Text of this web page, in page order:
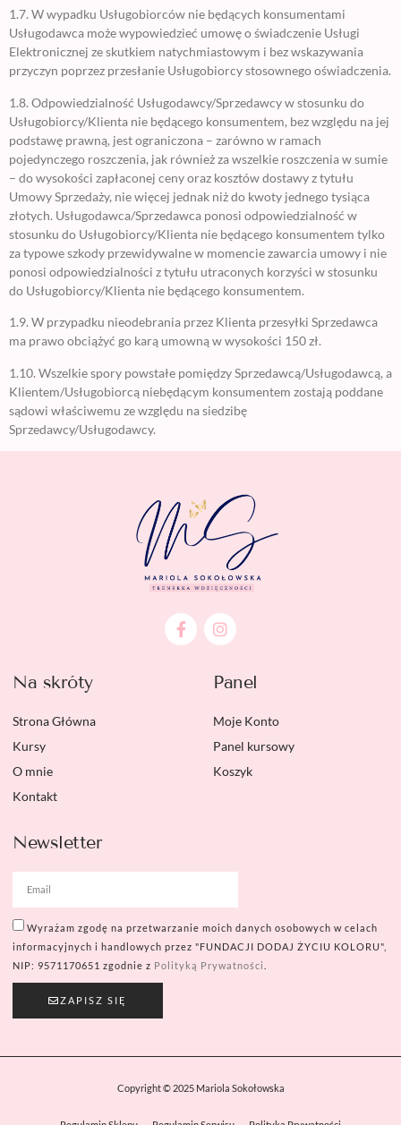
1.7. W wypadku Usługobiorców nie będących konsumentami
Usługodawca może wypowiedzieć umowę o świadczenie Usługi
Elektronicznej ze skutkiem natychmiastowym i bez wskazywania
przyczyn poprzez przesłanie Usługobiorcy stosownego oświadczenia.
1.8. Odpowiedzialność Usługodawcy/Sprzedawcy w stosunku do
Usługobiorcy/Klienta nie będącego konsumentem, bez względu na jej
podstawę prawną, jest ograniczona – zarówno w ramach
pojedynczego roszczenia, jak również za wszelkie roszczenia w sumie
– do wysokości zapłaconej ceny oraz kosztów dostawy z tytułu
Umowy Sprzedaży, nie więcej jednak niż do kwoty jednego tysiąca
złotych. Usługodawca/Sprzedawca ponosi odpowiedzialność w
stosunku do Usługobiorcy/Klienta nie będącego konsumentem tylko
za typowe szkody przewidywalne w momencie zawarcia umowy i nie
ponosi odpowiedzialności z tytułu utraconych korzyści w stosunku
do Usługobiorcy/Klienta nie będącego konsumentem.
1.9. W przypadku nieodebrania przez Klienta przesyłki Sprzedawca
ma prawo obciążyć go karą umowną w wysokości 150 zł.
1.10. Wszelkie spory powstałe pomiędzy Sprzedawcą/Usługodawcą, a
Klientem/Usługobiorcą niebędącym konsumentem zostają poddane
sądowi właściwemu ze względu na siedzibę
Sprzedawcy/Usługodawcy.
Na skróty
Strona Główna
Kursy
O mnie
Kontakt
Panel
Moje Konto
Panel kursowy
Koszyk
Newsletter
Wyrażam zgodę na przetwarzanie moich danych osobowych w celach
informacyjnych i handlowych przez "FUNDACJI DODAJ ŻYCIU KOLORU",
NIP: 9571170651 zgodnie z Polityką Prywatności
ZAPISZ SIĘ
Copyright © 2025 Mariola Sokołowska